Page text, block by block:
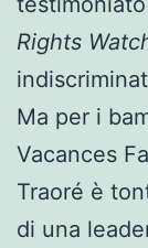
Rights
Ma per i
Vacances
Traoré è
di una